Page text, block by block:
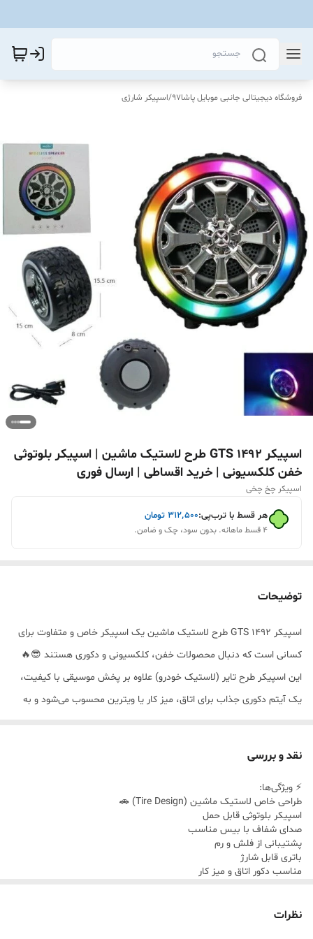
فروشگاه دیجیتالی جانبی موبایل پاشا97 /اسپیکر شارژی
اسپیکر GTS 1492 طرح لاستیک ماشین | اسپیکر بلوتوثی
خفن کلکسیونی | خرید اقساطی | ارسال فوری
اسپیکر چخ چخی
هر قسط با ترب‌پی:۳۱۲٬۵۰۰ تومان
۴ قسط ماهانه. بدون سود، چک و ضامن.
توضیحات
اسپیکر GTS 1492 طرح لاستیک ماشین یک اسپیکر خاص و متفاوت برای
کسانی است که دنبال محصولات خفن، کلکسیونی و دکوری هستند 😎🔥
این اسپیکر طرح تایر (لاستیک خودرو) علاوه بر پخش موسیقی با کیفیت،
یک آیتم دکوری جذاب برای اتاق، میز کار یا ویترین محسوب می‌شود و به
داشته باشی.
اگر دنبال این‌ها هستی 👇
✔️ اسپیکر طرح لاستیک ماشین
✔️ اسپیکر خفن و خاص
✔️ اسپیکر کلکسیونی دکوری
✔️ اسپیکر اقساطی ارزان و اقتصادی
نقد و بررسی
⚡ ویژگی‌ها:
طراحی خاص لاستیک ماشین (Tire Design) 🚗
اسپیکر بلوتوثی قابل حمل
صدای شفاف با بیس مناسب
پشتیبانی از فلش و رم
باتری قابل شارژ
مناسب دکور اتاق و میز کار
فروش اقساطی اسپیکر خفن و خاص 💳
نظرات